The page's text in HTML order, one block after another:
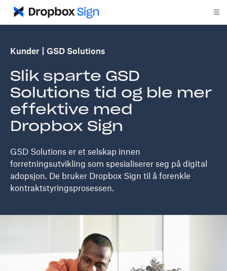
Kunder GSD Solutions
Slik sparte GSD
Solutions tid og ble mer
effektive med
Dropbox Sign
GSD Solutions er et selskap innen
forretningsutvikling som spesialiserer seg på digital
adopsjon. De bruker Dropbox Sign til å forenkle
kontraktstyringsprosessen.